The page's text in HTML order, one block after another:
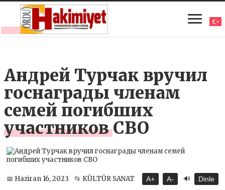
Андрей Турчак вручил
госнаграды членам
семей погибших
участников СВО
📅 Haziran 16, 2023 📂 KÜLTÜR SANAT A+ A- 🔊 Dinle